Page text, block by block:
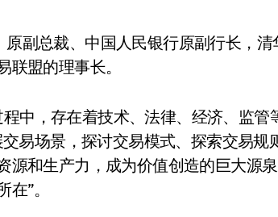
原副总裁、中国人民银行原副行长，
盟的理事长。
中，存在着技术、法律、经济、监管
交易场景，探讨交易模式、探索交易
源和生产力，成为价值创造的巨大源
”。